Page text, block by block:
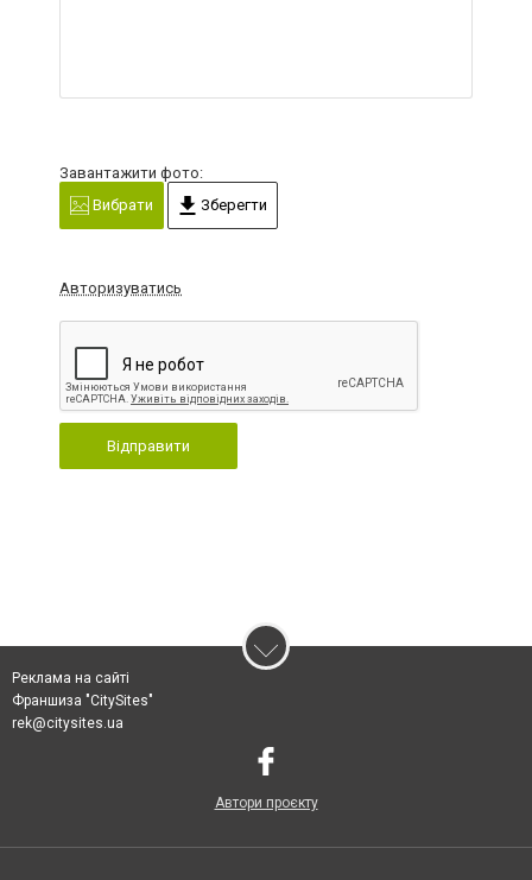
Завантажити фото:
Вибрати
Зберегти
Авторизуватись
Відправити
Реклама на сайті
Франшиза "CitySites"
rek@citysites.ua
Автори проєкту